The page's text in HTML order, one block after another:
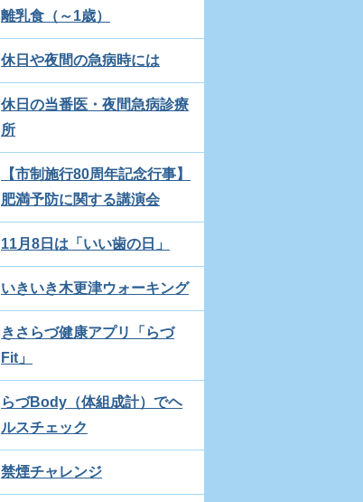
離乳食（～1歳）
休日や夜間の急病時には
休日の当番医・夜間急病診療
所
【市制施行80周年記念行事】
肥満予防に関する講演会
11月8日は「いい歯の日」
いきいき木更津ウォーキング
きさらづ健康アプリ「らづ
Fit」
らづBody（体組成計）でヘ
ルスチェック
禁煙チャレンジ